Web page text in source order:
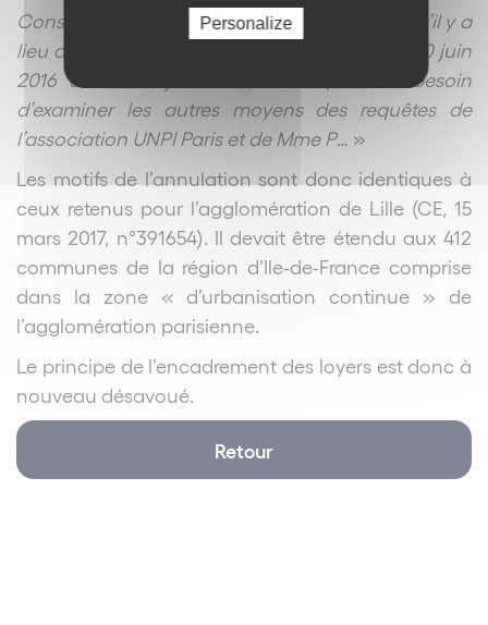
Considérant qu’il résulte de ce qui précède qu’il y a
lieu d’annuler les arrêtés du 25 juin 2015, du 20 juin
2016 et du 21 juin 2017, sans qu’il soit besoin
d’examiner les autres moyens des requêtes de
l’association UNPI Paris et de Mme P… »
Les motifs de l’annulation sont donc identiques à
ceux retenus pour l’agglomération de Lille (CE, 15
mars 2017, n°391654). Il devait être étendu aux 412
communes de la région d’Ile-de-France comprise
dans la zone « d’urbanisation continue » de
l’agglomération parisienne.
Le principe de l’encadrement des loyers est donc à
nouveau désavoué.
Retour
Personalize